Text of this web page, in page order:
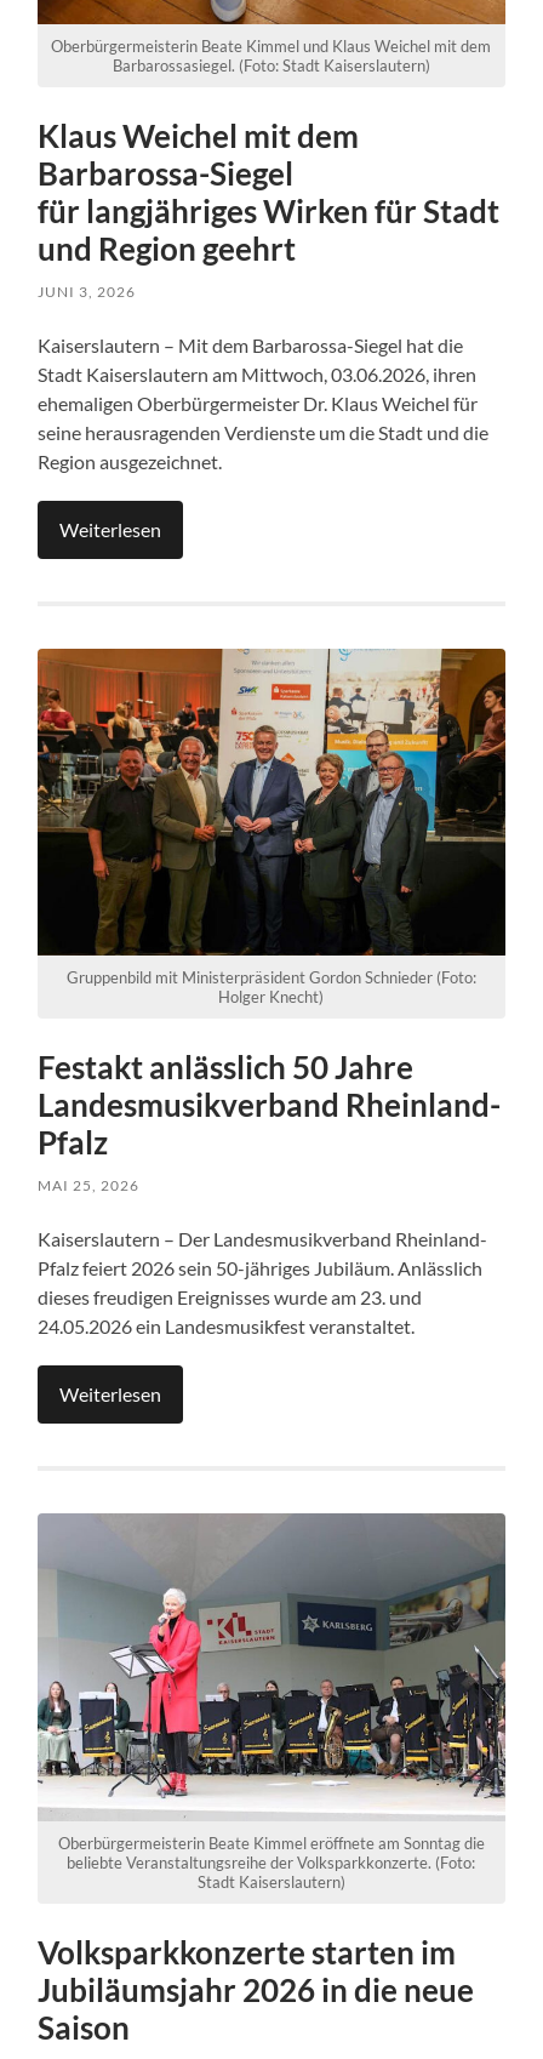
Oberbürgermeisterin Beate Kimmel und Klaus Weichel mit dem
Barbarossasiegel. (Foto: Stadt Kaiserslautern)
Klaus Weichel mit dem
Barbarossa-Siegel
für langjähriges Wirken für Stadt
und Region geehrt
JUNI 3, 2026
Kaiserslautern – Mit dem Barbarossa-Siegel hat die
Stadt Kaiserslautern am Mittwoch, 03.06.2026, ihren
ehemaligen Oberbürgermeister Dr. Klaus Weichel für
seine herausragenden Verdienste um die Stadt und die
Region ausgezeichnet.
Weiterlesen
Gruppenbild mit Ministerpräsident Gordon Schnieder (Foto:
Holger Knecht)
Festakt anlässlich 50 Jahre
Landesmusikverband Rheinland-
Pfalz
MAI 25, 2026
Kaiserslautern – Der Landesmusikverband Rheinland-
Pfalz feiert 2026 sein 50-jähriges Jubiläum. Anlässlich
dieses freudigen Ereignisses wurde am 23. und
24.05.2026 ein Landesmusikfest veranstaltet.
Weiterlesen
Oberbürgermeisterin Beate Kimmel eröffnete am Sonntag die
beliebte Veranstaltungsreihe der Volksparkkonzerte. (Foto:
Stadt Kaiserslautern)
Volksparkkonzerte starten im
Jubiläumsjahr 2026 in die neue
Saison